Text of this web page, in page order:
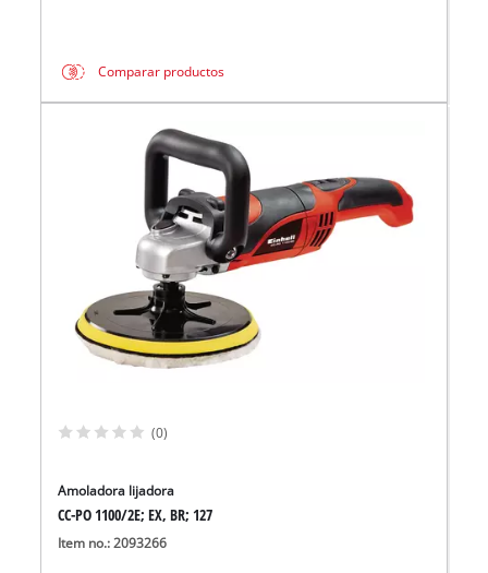
Comparar productos
(0)
Amoladora lijadora
CC-PO 1100/2E; EX, BR; 127
Item no.: 2093266